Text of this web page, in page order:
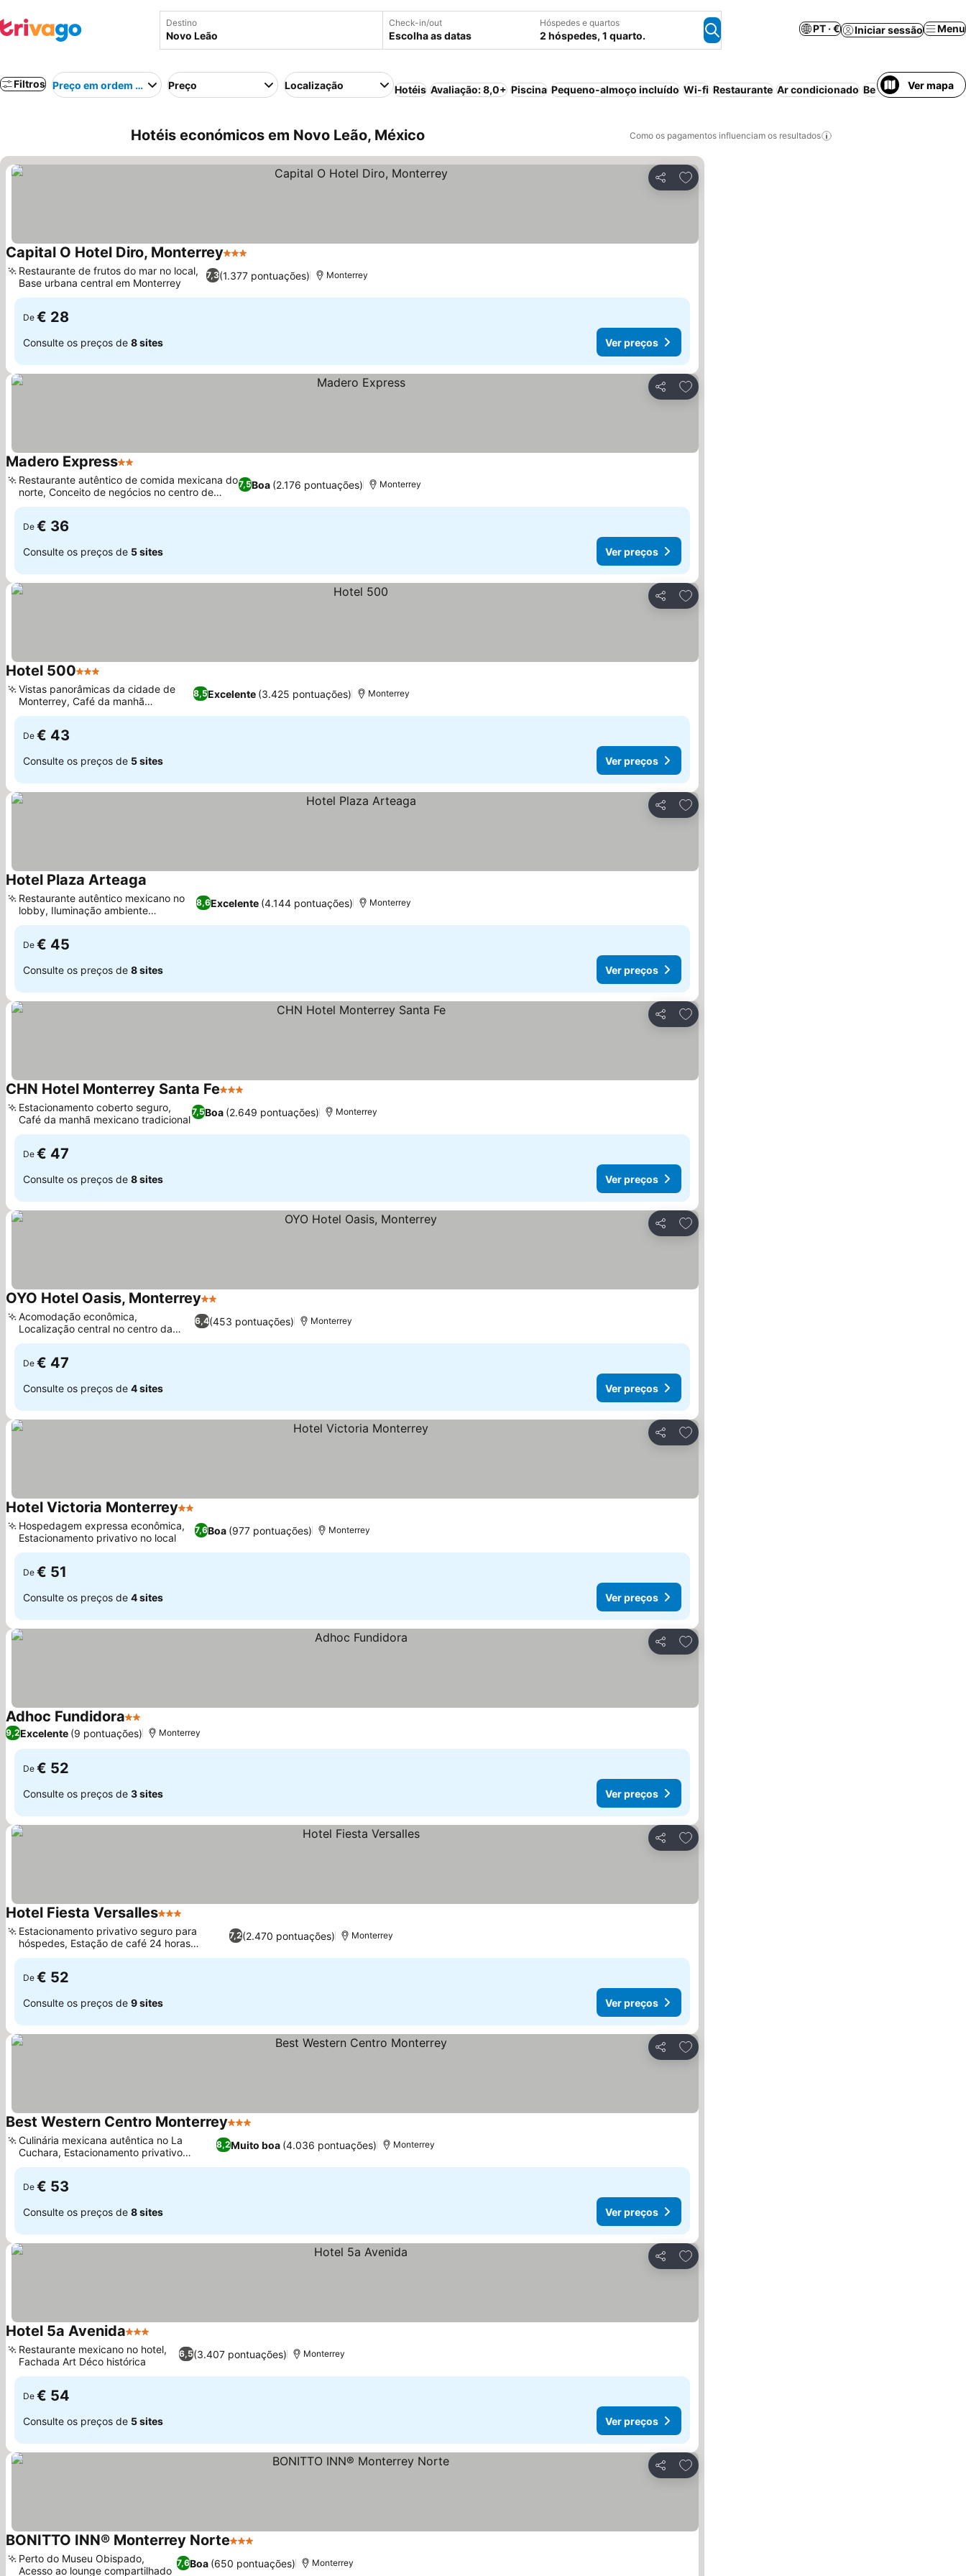
Destino Check-in/out
Escolha as datas
Hóspedes e quartos
2 hóspedes, 1 quarto.
PT · € Iniciar sessão Menu
Filtros Preço em ordem crescentePreço Localização Hotéis Avaliação: 8,0+ Piscina Pequeno-almoço incluído Wi-fi Restaurante Ar condicionado Bed & Breakfast
Ver mapa
Hotéis económicos em Novo Leão, México Como os pagamentos influenciam os resultados
Partilhar
Adicionar aos favoritos
Capital O Hotel Diro, Monterrey3 Estrelas
7,3(1.377 pontuações)
Restaurante de frutos do mar no local,
Base urbana central em Monterrey
Monterrey
De € 28
Consulte os preços de 8 sites Ver preços
Partilhar
Adicionar aos favoritos
Madero Express2 Estrelas
7,5Boa (2.176 pontuações)
Restaurante autêntico de comida mexicana do
norte, Conceito de negócios no centro de
Monterrey
Monterrey
De € 36
Consulte os preços de 5 sites Ver preços
Partilhar
Adicionar aos favoritos
Hotel 5003 Estrelas
8,5Excelente (3.425 pontuações)
Vistas panorâmicas da cidade de
Monterrey, Café da manhã
continental leve
Monterrey
De € 43
Consulte os preços de 5 sites Ver preços
Partilhar
Adicionar aos favoritos
Hotel Plaza Arteaga
8,6Excelente (4.144 pontuações)
Restaurante autêntico mexicano no
lobby, Iluminação ambiente
personalizável
Monterrey
De € 45
Consulte os preços de 8 sites Ver preços
Partilhar
Adicionar aos favoritos
CHN Hotel Monterrey Santa Fe3 Estrelas
7,5Boa (2.649 pontuações)
Estacionamento coberto seguro,
Café da manhã mexicano tradicional
Monterrey
De € 47
Consulte os preços de 8 sites Ver preços
Partilhar
Adicionar aos favoritos
OYO Hotel Oasis, Monterrey2 Estrelas
6,4(453 pontuações)
Acomodação econômica,
Localização central no centro da
cidade
Monterrey
De € 47
Consulte os preços de 4 sites Ver preços
Partilhar
Adicionar aos favoritos
Hotel Victoria Monterrey2 Estrelas
7,6Boa (977 pontuações)
Hospedagem expressa econômica,
Estacionamento privativo no local
Monterrey
De € 51
Consulte os preços de 4 sites Ver preços
Partilhar
Adicionar aos favoritos
Adhoc Fundidora2 EstrelasVer preços
9,2Excelente (9 pontuações) Monterrey
De € 52
Consulte os preços de 3 sites Ver preços
Partilhar
Adicionar aos favoritos
Hotel Fiesta Versalles3 Estrelas
7,2(2.470 pontuações)
Estacionamento privativo seguro para
hóspedes, Estação de café 24 horas
conveniente
Monterrey
De € 52
Consulte os preços de 9 sites Ver preços
Partilhar
Adicionar aos favoritos
Best Western Centro Monterrey3 Estrelas
8,2Muito boa (4.036 pontuações)
Culinária mexicana autêntica no La
Cuchara, Estacionamento privativo
seguro para hóspedes
Monterrey
De € 53
Consulte os preços de 8 sites Ver preços
Partilhar
Adicionar aos favoritos
Hotel 5a Avenida3 Estrelas
6,5(3.407 pontuações)
Restaurante mexicano no hotel,
Fachada Art Déco histórica
Monterrey
De € 54
Consulte os preços de 5 sites Ver preços
Partilhar
Adicionar aos favoritos
BONITTO INN® Monterrey Norte3 Estrelas
7,6Boa (650 pontuações)
Perto do Museu Obispado,
Acesso ao lounge compartilhado
Monterrey